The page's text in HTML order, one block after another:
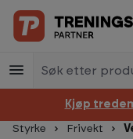
Hopp til innhold
Kjøp
Styrke Frivekt